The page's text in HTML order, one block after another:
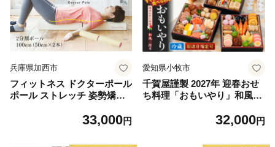
セッション スキンシップ 施
術 サロン
兵庫県加西市
フィットネス ドクターポール
ポール ストレッチ 姿勢矯正
ル アサヒ軽金属 リセット 姿
33,000円
愛知県小牧市
千賀屋謹製 2027年 迎春おせ
ち料理「おもいやり」和風三
ち 2027 おせち料理 小牧市 年
32,000円